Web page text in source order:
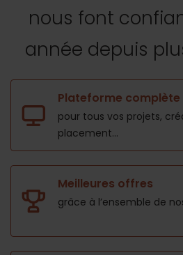
nous font
année depuis
Plateforme complète
pour tous vos projets,
placement...
Meilleures offres
grâce à l’ensemble de